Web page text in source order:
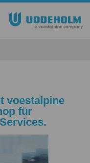
voestalpine
für